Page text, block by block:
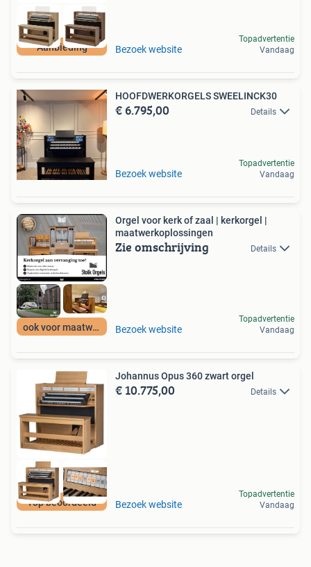
Aanbieding Bezoek website
Topadvertentie
Vandaag
HOOFDWERKORGELS SWEELINCK30
€ 6.795,00 Details
Bezoek website
Topadvertentie
Vandaag
ook voor maatwerk
Orgel voor kerk of zaal | kerkorgel |
maatwerkoplossingen
Zie omschrijving Details
Bezoek website
Topadvertentie
Vandaag
Top beoordeeld
Johannus Opus 360 zwart orgel
€ 10.775,00 Details
Bezoek website
Topadvertentie
Vandaag